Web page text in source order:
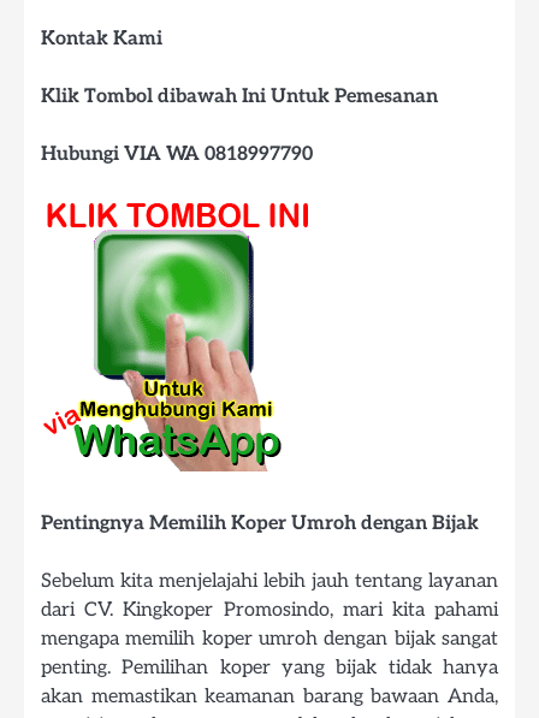
Kontak Kami
Klik Tombol dibawah Ini Untuk Pemesanan
Hubungi VIA WA 0818997790
Pentingnya Memilih Koper Umroh dengan Bijak
Sebelum kita menjelajahi lebih jauh tentang layanan
dari CV. Kingkoper Promosindo, mari kita pahami
mengapa memilih koper umroh dengan bijak sangat
penting. Pemilihan koper yang bijak tidak hanya
akan memastikan keamanan barang bawaan Anda,